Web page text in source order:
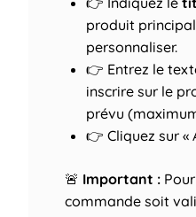
produit
personnaliser.
👉 Entrez le
inscrire sur le
prévu
👉 Cliquez sur «
🚨 Important :
commande soit